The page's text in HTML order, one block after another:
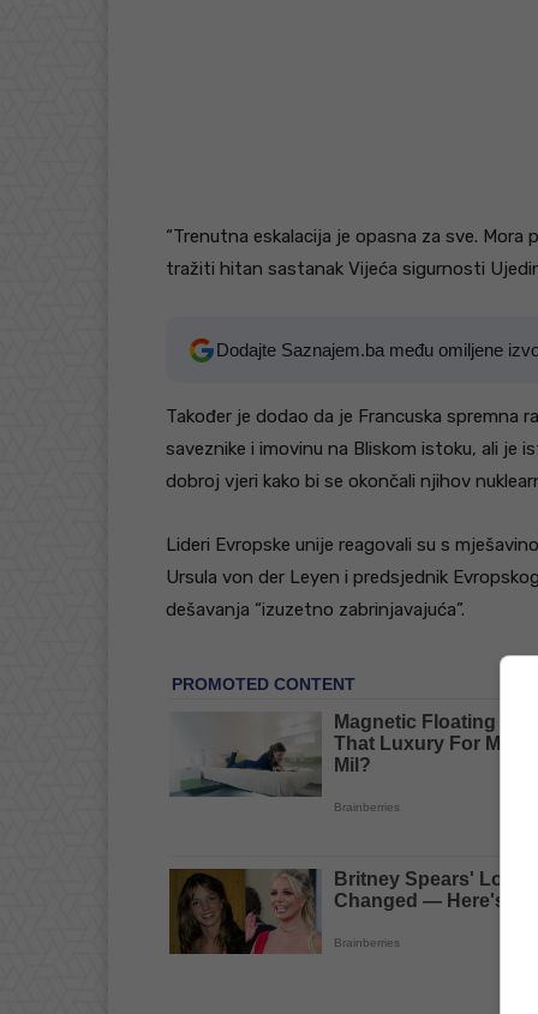
“Trenutna eskalacija je opasna za sve.
tražiti hitan sastanak Vijeća sigurnosti
Dodajte Saznajem.ba među omiljene
Također je dodao da je Francuska spremna
saveznike i imovinu na Bliskom istoku, ali je
dobroj vjeri kako bi se okončali njihov
Lideri Evropske unije reagovali su s
Ursula von der Leyen i predsjednik
dešavanja “izuzetno zabrinjavajuća”.